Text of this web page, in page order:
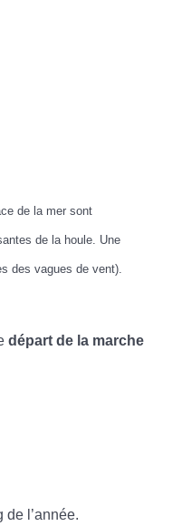
de la mer sont
de la houle. Une
des vagues de vent).
départ de la marche
l’année.